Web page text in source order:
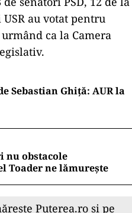
primarilor
48 de voturi
5, iar doi senatori
senatori PSD, 12 de la